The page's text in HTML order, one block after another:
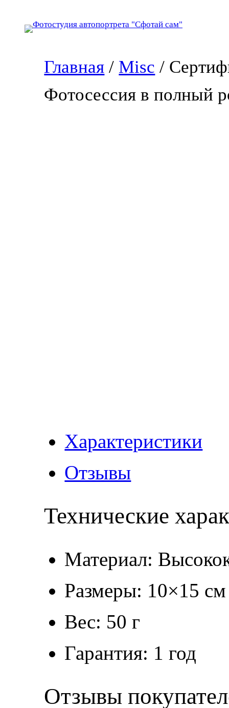
Главная / Misc /
Фотосессия в полный
Характеристики
Отзывы
Технические
Материал:
Размеры: 10×15 см
Вес: 50 г
Гарантия: 1 год
Отзывы